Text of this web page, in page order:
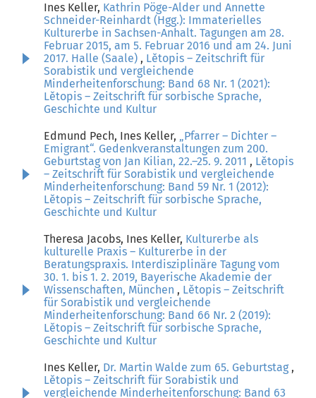
Ines Keller, Kathrin Pöge-Alder und Annette
Schneider-Reinhardt (Hgg.): Immaterielles
Kulturerbe in Sachsen-Anhalt. Tagungen am 28.
Februar 2015, am 5. Februar 2016 und am 24. Juni
2017. Halle (Saale) , Lětopis – Zeitschrift für
Sorabistik und vergleichende
Minderheitenforschung: Band 68 Nr. 1 (2021):
Lětopis – Zeitschrift für sorbische Sprache,
Geschichte und Kultur
Edmund Pech, Ines Keller, „Pfarrer – Dichter –
Emigrant“. Gedenkveranstaltungen zum 200.
Geburtstag von Jan Kilian, 22.–25. 9. 2011 , Lětopis
– Zeitschrift für Sorabistik und vergleichende
Minderheitenforschung: Band 59 Nr. 1 (2012):
Lětopis – Zeitschrift für sorbische Sprache,
Geschichte und Kultur
Theresa Jacobs, Ines Keller, Kulturerbe als
kulturelle Praxis – Kulturerbe in der
Beratungspraxis. Interdisziplinäre Tagung vom
30. 1. bis 1. 2. 2019, Bayerische Akademie der
Wissenschaften, München , Lětopis – Zeitschrift
für Sorabistik und vergleichende
Minderheitenforschung: Band 66 Nr. 2 (2019):
Lětopis – Zeitschrift für sorbische Sprache,
Geschichte und Kultur
Ines Keller, Dr. Martin Walde zum 65. Geburtstag,
Lětopis – Zeitschrift für Sorabistik und
vergleichende Minderheitenforschung: Band 63